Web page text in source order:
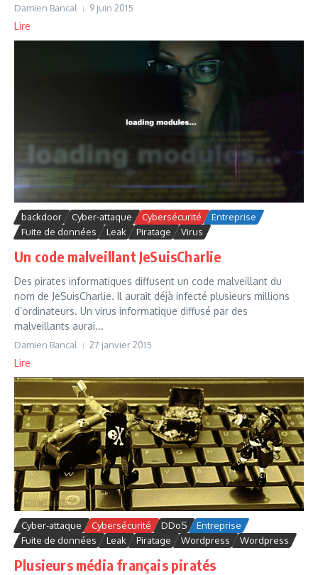
Damien Bancal 9 juin 2015
Lire
backdoor Cyber-attaque Cybersécurité
Entreprise
Fuite de données
Leak Piratage Virus
Un code malveillant JeSuisCharlie
Des pirates informatiques diffusent un code malveillant du
nom de JeSuisCharlie. Il aurait déjà infecté plusieurs millions
d’ordinateurs. Un virus informatique diffusé par des
malveillants aurai...
Damien Bancal 27 janvier 2015
Lire
Cyber-attaque Cybersécurité DDoS
Entreprise
Fuite de données
Leak Piratage Wordpress Wordpress
Plusieurs média français piratés